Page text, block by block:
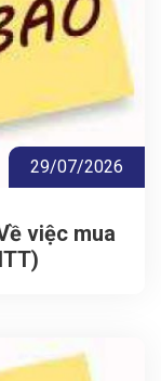
29/07/2026
việc mua